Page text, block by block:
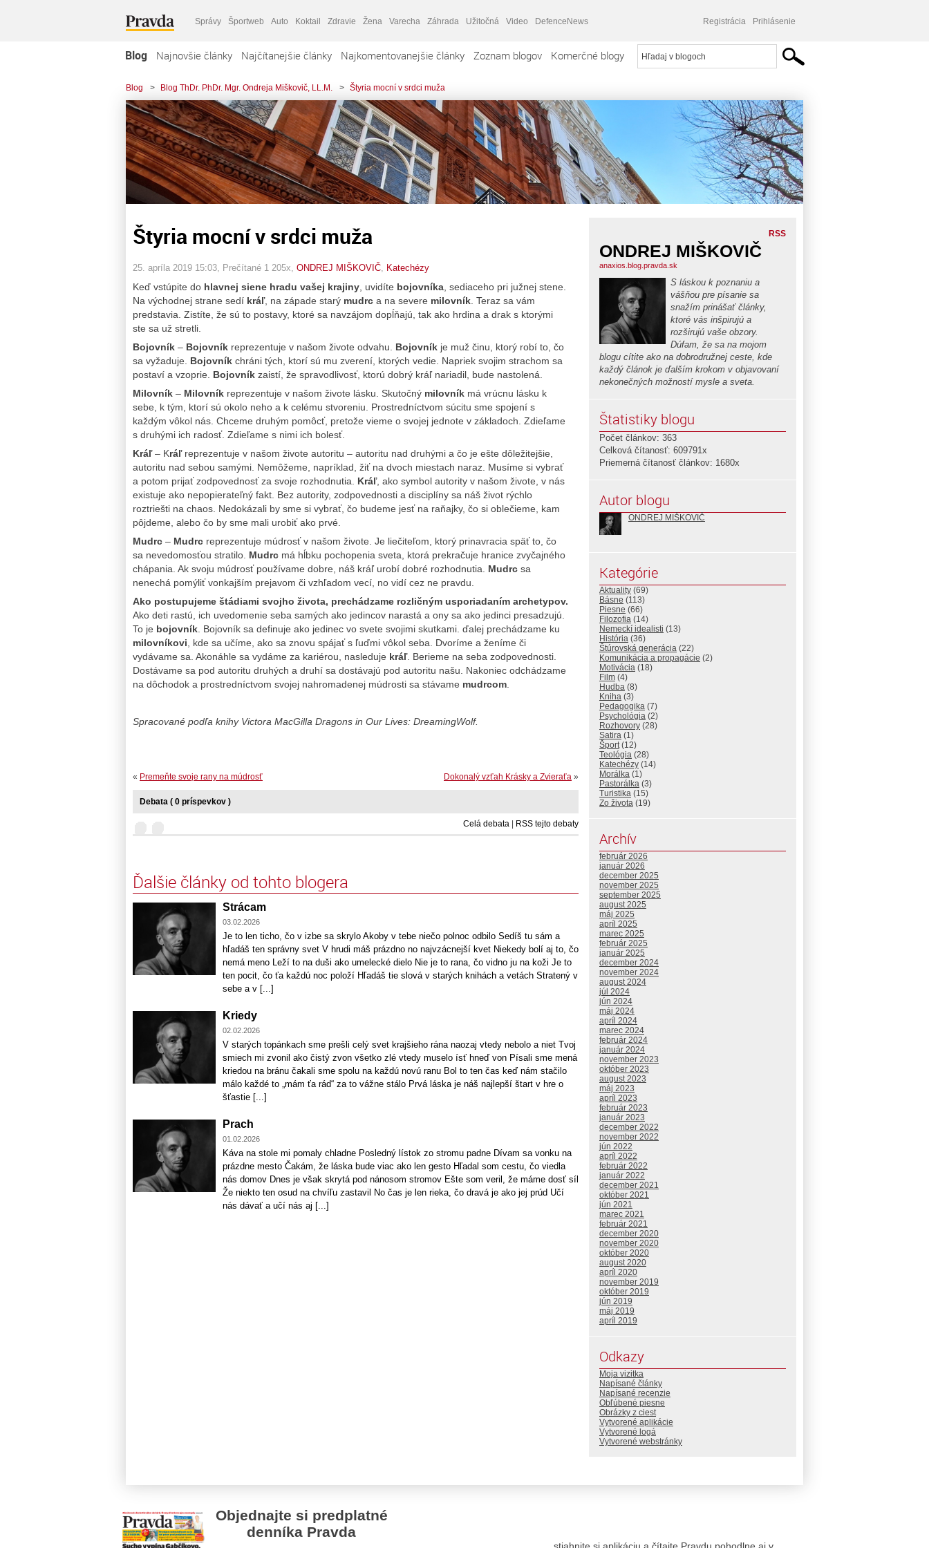
Správy Športweb Auto Koktail Zdravie Žena Varecha Záhrada Užitočná Video DefenceNews Registrácia Prihlásenie
Blog Najnovšie články Najčítanejšie články Najkomentovanejšie články Zoznam blogov Komerčné blogy
Blog > Blog ThDr. PhDr. Mgr. Ondreja Miškovič, LL.M. > Štyria mocní v srdci muža
Štyria mocní v srdci muža
25. apríla 2019 15:03 , Prečítané 1 205x, ONDREJ MIŠKOVIČ Katechézy
Keď vstúpite do hlavnej siene hradu vašej krajiny , uvidíte bojovníka , sediaceho pri južnej stene.
Na východnej strane sedí kráľ, na západe starý mudrc a na severe milovník . Teraz sa vám
predstavia. Zistíte, že sú to postavy, ktoré sa navzájom dopĺňajú, tak ako hrdina a drak s ktorými
ste sa už stretli.
Bojovník – Bojovník reprezentuje v našom živote odvahu. Bojovník je muž činu, ktorý robí to, čo
sa vyžaduje. Bojovník chráni tých, ktorí sú mu zverení, ktorých vedie. Napriek svojim strachom sa
postaví a vzoprie. Bojovník zaistí, že spravodlivosť, ktorú dobrý kráľ nariadil, bude nastolená.
Milovník – Milovník reprezentuje v našom živote lásku. Skutočný milovník má vrúcnu lásku k
sebe, k tým, ktorí sú okolo neho a k celému stvoreniu. Prostredníctvom súcitu sme spojení s
každým vôkol nás. Chceme druhým pomôcť, pretože vieme o svojej jednote v základoch. Zdieľame
s druhými ich radosť. Zdieľame s nimi ich bolesť.
Kráľ– Kráľ reprezentuje v našom živote autoritu – autoritu nad druhými a čo je ešte dôležitejšie,
autoritu nad sebou samými. Nemôžeme, napríklad, žiť na dvoch miestach naraz. Musíme si vybrať
a potom prijať zodpovednosť za svoje rozhodnutia. Kráľ, ako symbol autority v našom živote, v nás
existuje ako nepopierateľný fakt. Bez autority, zodpovednosti a disciplíny sa náš život rýchlo
roztriešti na chaos. Nedokázali by sme si vybrať, čo budeme jesť na raňajky, čo si oblečieme, kam
pôjdeme, alebo čo by sme mali urobiť ako prvé.
Mudrc – Mudrc reprezentuje múdrosť v našom živote. Je liečiteľom, ktorý prinavracia späť to, čo
sa nevedomosťou stratilo. Mudrc má hĺbku pochopenia sveta, ktorá prekračuje hranice zvyčajného
chápania. Ak svoju múdrosť používame dobre, náš kráľ urobí dobré rozhodnutia. Mudrc sa
nenechá pomýliť vonkajším prejavom či vzhľadom vecí, no vidí cez ne pravdu.
Ako postupujeme štádiami svojho života, prechádzame rozličným usporiadaním archetypov.
Ako deti rastú, ich uvedomenie seba samých ako jedincov narastá a ony sa ako jedinci presadzujú.
To je bojovník. Bojovník sa definuje ako jedinec vo svete svojimi skutkami. ďalej prechádzame ku
milovníkovi, kde sa učíme, ako sa znovu spájať s ľuďmi vôkol seba. Dvoríme a ženíme či
vydávame sa. Akonáhle sa vydáme za kariérou, nasleduje kráľ. Berieme na seba zodpovednosti.
Dostávame sa pod autoritu druhých a druhí sa dostávajú pod autoritu našu. Nakoniec odchádzame
na dôchodok a prostredníctvom svojej nahromadenej múdrosti sa stávame mudrcom.
Spracované podľa knihy Victora MacGilla Dragons in Our Lives: DreamingWolf.
Dokonalý vzťah Krásky a Zvieraťa »
« Premeňte svoje rany na múdrosť
Debata ( 0 príspevkov )
Celá debata | RSS tejto debaty
Ďalšie články od tohto blogera
Strácam
03.02.2026
Je to len ticho, čo v izbe sa skrylo Akoby v tebe niečo polnoc odbilo Sedíš tu sám a
hľadáš ten správny svet V hrudi máš prázdno no najvzácnejší kvet Niekedy bolí aj to, čo
nemá meno Leží to na duši ako umelecké dielo Nie je to rana, čo vidno ju na koži Je to
ten pocit, čo ťa každú noc položí Hľadáš tie slová v starých knihách a vetách Stratený v
sebe a v [...]
Kriedy
02.02.2026
V starých topánkach sme prešli celý svet krajšieho rána naozaj vtedy nebolo a niet Tvoj
smiech mi zvonil ako čistý zvon všetko zlé vtedy muselo ísť hneď von Písali sme mená
kriedou na bránu čakali sme spolu na každú novú ranu Bol to ten čas keď nám stačilo
málo každé to „mám ťa rád“ za to vážne stálo Prvá láska je náš najlepší štart v hre o
šťastie [...]
Prach
01.02.2026
Káva na stole mi pomaly chladne Posledný lístok zo stromu padne Dívam sa vonku na
prázdne mesto Čakám, že láska bude viac ako len gesto Hľadal som cestu, čo viedla
nás domov Dnes je však skrytá pod nánosom stromov Ešte som veril, že máme dosť síl
Že niekto ten osud na chvíľu zastavil No čas je len rieka, čo dravá je ako jej prúd Učí
nás dávať a učí nás aj [...]
RSS
ONDREJ MIŠKOVIČ
anaxios.blog.pravda.sk
S láskou k poznaniu a
vášňou pre písanie sa
snažím prinášať články,
ktoré vás inšpirujú a
rozširujú vaše obzory.
Dúfam, že sa na mojom
blogu cítite ako na dobrodružnej ceste, kde
každý článok je ďalším krokom v objavovaní
nekonečných možností mysle a sveta.
Štatistiky blogu
Počet článkov: 363
Celková čítanosť: 609791x
Priemerná čítanosť článkov: 1680x
Autor blogu
ONDREJ MIŠKOVIČ
Kategórie
Aktuality (69)
Básne (113)
Piesne (66)
Filozofia (14)
Nemeckí idealisti (13)
História (36)
Štúrovská generácia (22)
Komunikácia a propagácie (2)
Motivácia (18)
Film (4)
Hudba (8)
Kniha (3)
Pedagogika (7)
Psychológia (2)
Rozhovory (28)
Satira (1)
Šport(12)
Teológia (28)
Katechézy (14)
Morálka (1)
Pastorálka (3)
Turistika (15)
Zo života (19)
Archív
február 2026
január 2026
december 2025
november 2025
september 2025
august 2025
máj 2025
apríl 2025
marec 2025
február 2025
január 2025
december 2024
november 2024
august 2024
júl 2024
jún 2024
máj 2024
apríl 2024
marec 2024
február 2024
január 2024
november 2023
október 2023
august 2023
máj 2023
apríl 2023
február 2023
január 2023
december 2022
november 2022
jún 2022
apríl 2022
február 2022
január 2022
december 2021
október 2021
jún 2021
marec 2021
február 2021
december 2020
november 2020
október 2020
august 2020
apríl 2020
november 2019
október 2019
jún 2019
máj 2019
apríl 2019
Odkazy
Moja vizitka
Napísané články
Napísané recenzie
Obľúbené piesne
Obrázky z ciest
Vytvorené aplikácie
Vytvorené logá
Vytvorené webstránky
Objednajte si predplatné
denníka Pravda